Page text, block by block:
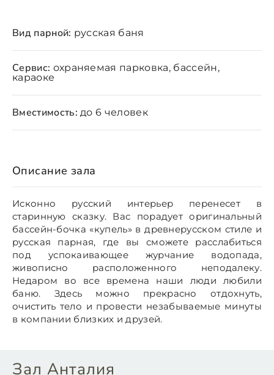
Вид парной: русская баня
Сервис: охраняемая парковка, бассейн,
караоке
Вместимость: до 6 человек
Описание зала
Исконно русский интерьер перенесет в
старинную сказку. Вас порадует оригинальный
бассейн-бочка «купель» в древнерусском стиле и
русская парная, где вы сможете расслабиться
под успокаивающее журчание водопада,
живописно расположенного неподалеку.
Недаром во все времена наши люди любили
баню. Здесь можно прекрасно отдохнуть,
очистить тело и провести незабываемые минуты
в компании близких и друзей.
Зал Анталия